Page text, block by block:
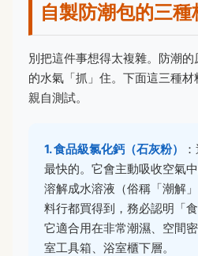
自製防潮包的三
別把這件事想得太複雜。防潮
的水氣「抓」住。下面這三種
親自測試。
1. 食品級氯化鈣（石灰粉）
最快的。它會主動吸收空氣
溶解成水溶液（俗稱「潮解
料行都買得到，務必認明「
它適合用在非常潮濕、空間
室工具箱、浴室櫃下層。